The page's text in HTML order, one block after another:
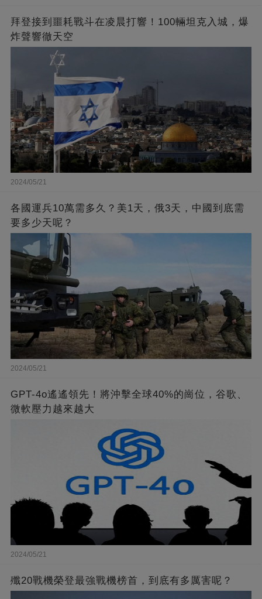
拜登接到噩耗戰斗在凌晨打響！100輛坦克入城，爆
炸聲響徹天空
2024/05/21
各國運兵10萬需多久？美1天，俄3天，中國到底需
要多少天呢？
2024/05/21
GPT-4o遙遙領先！將沖擊全球40%的崗位，谷歌、
微軟壓力越來越大
2024/05/21
殲20戰機榮登最強戰機榜首，到底有多厲害呢？